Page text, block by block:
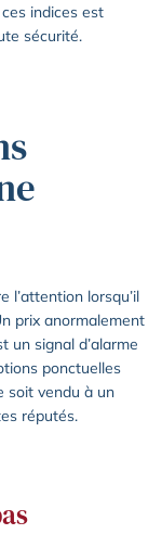
indices est
sécurité.
l’attention lorsqu’il
prix anormalement
un signal d’alarme
ponctuelles
soit vendu à un
réputés.